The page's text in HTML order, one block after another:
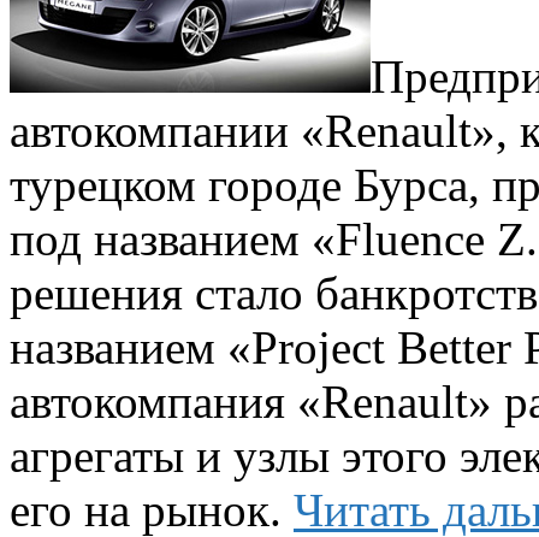
автокомпании «Renault»,
турецком городе Бурса,
под названием «Fluence
решения стало
названием «Project Better
автокомпания «Renault»
агрегаты и узлы этого
его на рынок. Читать